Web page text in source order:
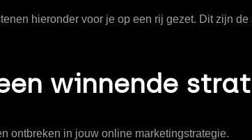
hieronder voor je op een rij gezet. Dit zijn
winnende
ontbreken in jouw online marketingstrategie.